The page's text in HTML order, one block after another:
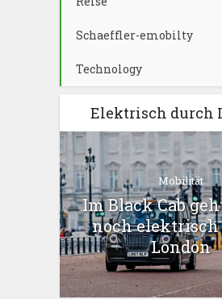
Schaeffler-emobilty
Technology
Elektrisch durch
Mobilität
Im Black Cab
noch
London